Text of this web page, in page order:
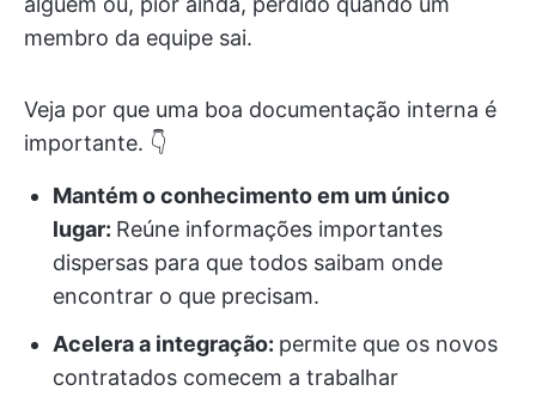
membro da equipe sai.
Veja por que uma boa documentação interna é
importante. 👇
Mantém o conhecimento em um único
lugar: Reúne informações importantes
dispersas para que todos saibam onde
encontrar o que precisam.
Acelera a integração: permite que os novos
contratados comecem a trabalhar